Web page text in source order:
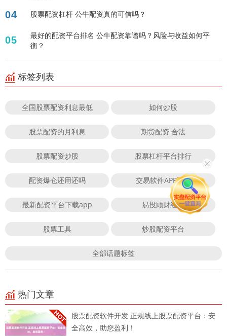
04 股票配资杠杆 公牛配资真的可信吗？
05
最好的配资平台排名 公牛配资靠谱吗？风险与收益如何平
衡？
标签列表
全国股票配资利息最低 如何炒股
股票配资的月利息 期货配资 合法
股票配资炒股 股票杠杆平台排行
配资爆仓还用还吗 交易软件APP下载
最新配资平台下载app 易投顾财经网
股票工具 炒股配资平台
全部话题标签
热门文章
股票配资软件开发 正规线上股票配资平台：安
全高效，助您盈利！